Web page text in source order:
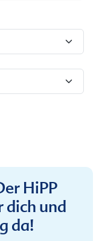
HiPP
dich und
da!